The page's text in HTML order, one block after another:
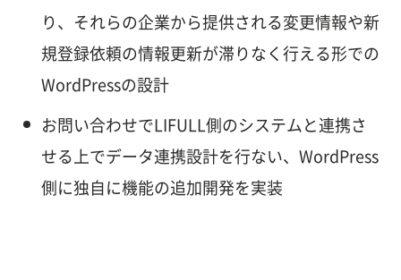
り、それらの企業から提供される変更情報や新
規登録依頼の情報更新が滞りなく行える形での
WordPressの設計
お問い合わせでLIFULL側のシステムと連携さ
せる上でデータ連携設計を行ない、WordPress
側に独自に機能の追加開発を実装